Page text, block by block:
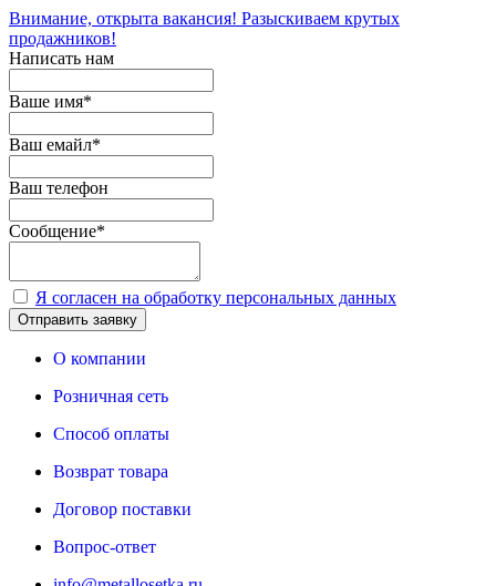
Внимание, открыта вакансия! Разыскиваем крутых
продажников!
Написать нам
Ваше имя*
Ваш емайл*
Ваш телефон
Сообщение*
Я согласен на обработку персональных данных
Отправить заявку
О компании
Розничная сеть
Способ оплаты
Возврат товара
Договор поставки
Вопрос-ответ